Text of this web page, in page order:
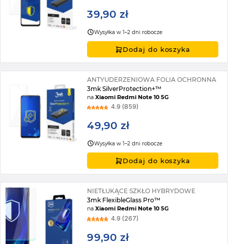
39,90 zł
Wysyłka w 1–2 dni robocze
Dodaj do koszyka
ANTYUDERZENIOWA FOLIA OCHRONNA
3mk SilverProtection+™
naXiaomi Redmi Note 10 5G
4.9 (859)
49,90 zł
Wysyłka w 1–2 dni robocze
Dodaj do koszyka
NIETŁUKĄCE SZKŁO HYBRYDOWE
3mk FlexibleGlass Pro™
naXiaomi Redmi Note 10 5G
4.9 (267)
99,90 zł